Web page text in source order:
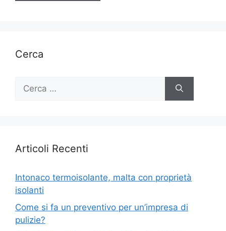
Cerca
Ricerca
Articoli Recenti
Intonaco termoisolante, malta con proprietà
isolanti
Come si fa un preventivo per un’impresa di
pulizie?